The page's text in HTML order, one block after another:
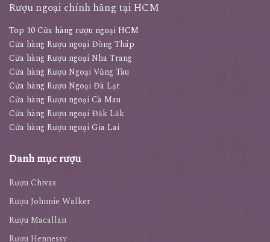
Rượu ngoại chính hãng tại HCM
Top 10 Cửa hàng rượu ngoại HCM
Cửa hàng Rượu ngoại Đồng Tháp
Cửa hàng Rượu ngoại Nha Trang
Cửa hàng Rượu Ngoại Vũng Tàu
Cửa hàng Rượu Ngoại Đà Lạt
Cửa hàng Rượu ngoại Cà Mau
Cửa hàng Rượu ngoại Đăk Lăk
Cửa hàng Rượu ngoại Gia Lai
Danh mục rượu
Rượu Chivas
Rượu Johnnie Walker
Rượu Macallan
Rượu Hennessy